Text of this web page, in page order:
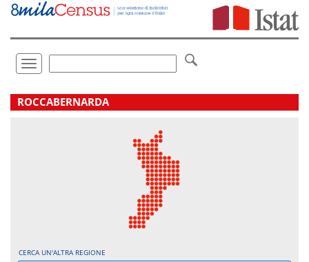
Vai
direttamente
Toggle
navigation
.
ROCCABERNARDA
CERCA UN'ALTRA REGIONE